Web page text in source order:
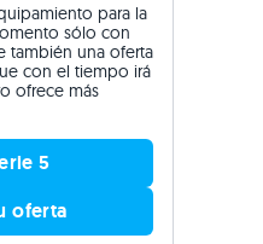
para la
sólo con
también una oferta
con el tiempo irá
ofrece más
5
oferta